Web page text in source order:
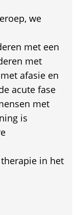
we
met een
met
afasie en
acute fase
met
is
in het